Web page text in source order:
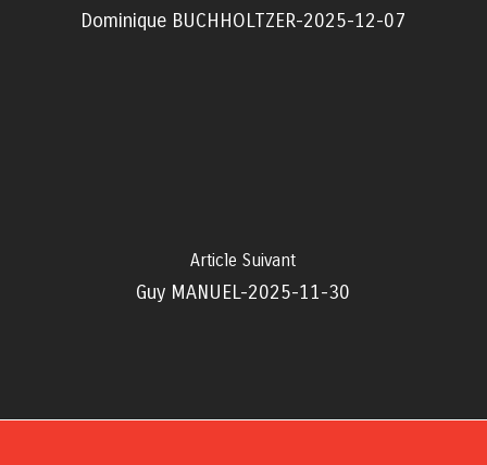
Dominique BUCHHOLTZER-2025-12-07
Article Suivant
Guy MANUEL-2025-11-30